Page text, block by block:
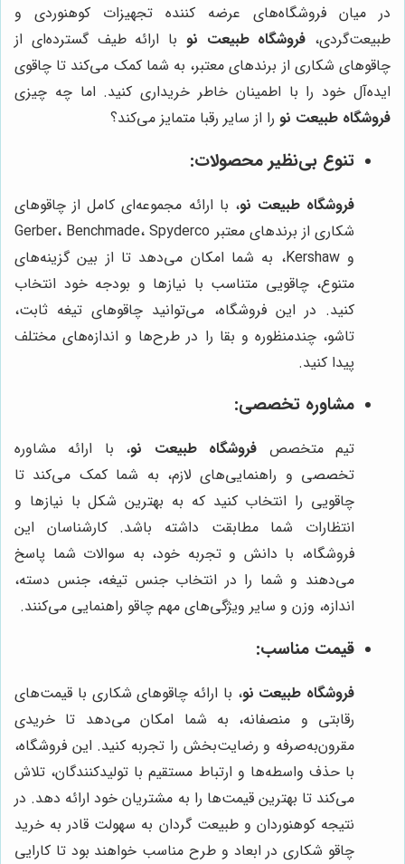
در میان فروشگاه‌های عرضه کننده تجهیزات کوهنوردی و
طبیعت‌گردی، فروشگاه طبیعت نو با ارائه طیف گسترده‌ای از
چاقوهای شکاری از برندهای معتبر، به شما کمک می‌کند تا چاقوی
ایده‌آل خود را با اطمینان خاطر خریداری کنید. اما چه چیزی
فروشگاه طبیعت نو را از سایر رقبا متمایز می‌کند؟
تنوع بی‌نظیر محصولات:
فروشگاه طبیعت نو، با ارائه مجموعه‌ای کامل از چاقوهای
شکاری از برندهای معتبر Gerber، Benchmade، Spyderco
و Kershaw، به شما امکان می‌دهد تا از بین گزینه‌های
متنوع، چاقویی متناسب با نیازها و بودجه خود انتخاب
کنید. در این فروشگاه، می‌توانید چاقوهای تیغه ثابت،
تاشو، چندمنظوره و بقا را در طرح‌ها و اندازه‌های مختلف
پیدا کنید.
مشاوره تخصصی:
تیم متخصص فروشگاه طبیعت نو، با ارائه مشاوره
تخصصی و راهنمایی‌های لازم، به شما کمک می‌کند تا
چاقویی را انتخاب کنید که به بهترین شکل با نیازها و
انتظارات شما مطابقت داشته باشد. کارشناسان این
فروشگاه، با دانش و تجربه خود، به سوالات شما پاسخ
می‌دهند و شما را در انتخاب جنس تیغه، جنس دسته،
اندازه، وزن و سایر ویژگی‌های مهم چاقو راهنمایی می‌کنند.
قیمت مناسب:
فروشگاه طبیعت نو، با ارائه چاقوهای شکاری با قیمت‌های
رقابتی و منصفانه، به شما امکان می‌دهد تا خریدی
مقرون‌به‌صرفه و رضایت‌بخش را تجربه کنید. این فروشگاه،
با حذف واسطه‌ها و ارتباط مستقیم با تولیدکنندگان، تلاش
می‌کند تا بهترین قیمت‌ها را به مشتریان خود ارائه دهد. در
نتیجه کوهنوردان و طبیعت گردان به سهولت قادر به خرید
چاقو شکاری در ابعاد و طرح مناسب خواهند بود تا کارایی